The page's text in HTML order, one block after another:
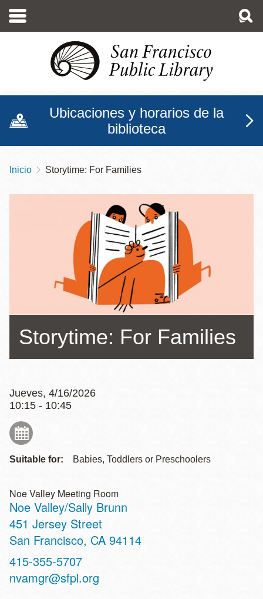
contenido
Ubicaciones y horarios de la
biblioteca
Sobrescribir
enlaces
navegación
Inicio Storytime: For Families
Storytime: For Families
Jueves, 4/16/2026
10:15 - 10:45
Suitable for: Babies, Toddlers or Preschoolers
Noe Valley Meeting Room
Noe Valley/Sally Brunn
Address
451 Jersey Street
San Francisco, CA 94114
Contact
Telephone
415-355-5707
nvamgr@sfpl.org